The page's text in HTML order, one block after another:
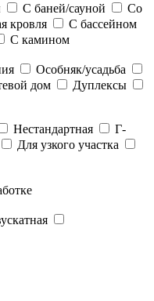
С баней/сауной
Со
кровля
С бассейном
С камином
Особняк/усадьба
дом
Дуплексы
Нестандартная
Г-
Для узкого участка